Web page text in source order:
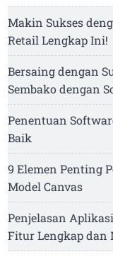
Makin Sukses
Retail Lengkap Ini!
Bersaing dengan
Sembako dengan
Penentuan
Baik
9 Elemen Penting
Model Canvas
Penjelasan
Fitur Lengkap dan